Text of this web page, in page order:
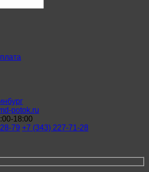
potok.ru
18:00
79 +7 (343) 227-71-28